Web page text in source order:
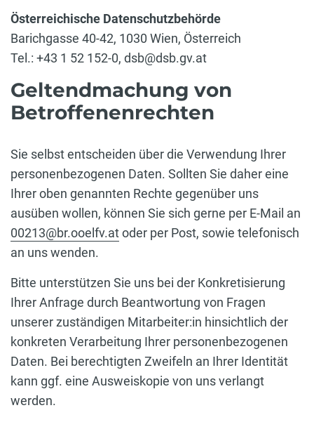
Österreichische Datenschutzbehörde
Barichgasse 40-42, 1030 Wien, Österreich
Tel.: +43 1 52 152-0, dsb@dsb.gv.at
Geltendmachung von
Betroffenenrechten
Sie selbst entscheiden über die Verwendung Ihrer
personenbezogenen Daten. Sollten Sie daher eine
Ihrer oben genannten Rechte gegenüber uns
ausüben wollen, können Sie sich gerne per E-Mail an
00213@br.ooelfv.atoder per Post, sowie telefonisch
an uns wenden.
Bitte unterstützen Sie uns bei der Konkretisierung
Ihrer Anfrage durch Beantwortung von Fragen
unserer zuständigen Mitarbeiter:in hinsichtlich der
konkreten Verarbeitung Ihrer personenbezogenen
Daten. Bei berechtigten Zweifeln an Ihrer Identität
kann ggf. eine Ausweiskopie von uns verlangt
werden.